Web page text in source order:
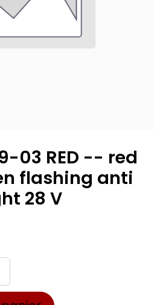
03 RED -- red
flashing anti
28 V